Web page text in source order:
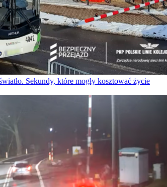
Sekundy, które mogły kosztować życie